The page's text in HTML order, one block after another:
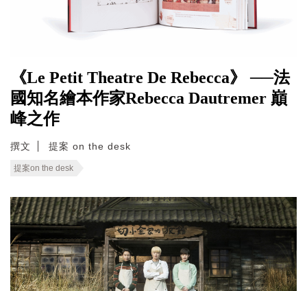
《Le Petit Theatre De Rebecca》 ──法
國知名繪本作家Rebecca Dautremer 巔
峰之作
撰文 提案 on the desk
提案on the desk